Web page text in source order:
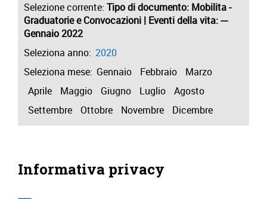
Selezione corrente: Tipo di documento: Mobilita -
Graduatorie e Convocazioni | Eventi della vita: ---
Gennaio 2022
Seleziona anno: 2020
Seleziona mese: Gennaio Febbraio
Marzo
Aprile
Maggio Giugno Luglio
Agosto
Settembre
Ottobre Novembre Dicembre
Informativa privacy